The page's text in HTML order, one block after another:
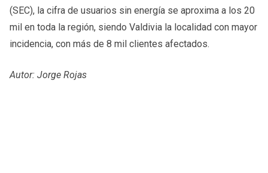
(SEC), la cifra de usuarios sin energía se aproxima a los 20
mil en toda la región, siendo Valdivia la localidad con mayor
incidencia, con más de 8 mil clientes afectados.
Autor: Jorge Rojas